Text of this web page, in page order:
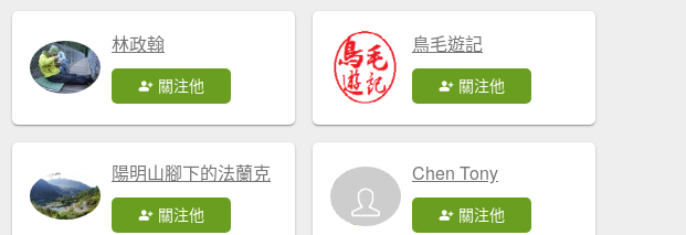
林政翰
關注他
鳥毛遊記
關注他
陽明山腳下的法蘭克
關注他
Chen Tony
關注他